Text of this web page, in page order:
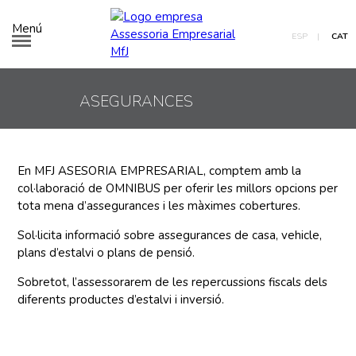
ESP | CAT
Menú
ASEGURANCES
En MFJ ASESORIA EMPRESARIAL, comptem amb la
col·laboració de OMNIBUS per oferir les millors opcions per
tota mena d’assegurances i les màximes cobertures.
Sol·licita informació sobre assegurances de casa, vehicle,
plans d’estalvi o plans de pensió.
Sobretot, l’assessorarem de les repercussions fiscals dels
diferents productes d’estalvi i inversió.